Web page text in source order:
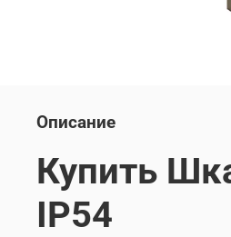
Описание
Купить
IP54